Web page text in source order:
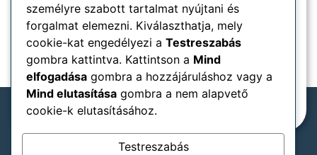
Nyitvatartás
Népszerű oldalak
Információk
személyre szabott tartalmat nyújtani és
forgalmat elemezni. Kiválaszthatja, mely
cookie-kat engedélyezi a Testreszabás
gombra kattintva. Kattintson a Mind
elfogadása gombra a hozzájáruláshoz vagy a
Mind elutasítása gombra a nem alapvető
cookie-k elutasításához.
Testreszabás